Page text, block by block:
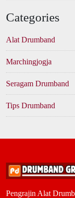
Categories
Alat Drumband
Marchingjogja
Seragam Drumband
Tips Drumband
Pengrajin Alat